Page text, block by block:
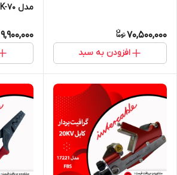
70,500,000
افزودن به سبد
9,900,000